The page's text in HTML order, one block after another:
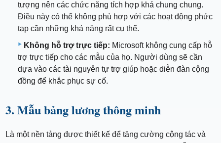
tượng nên các chức năng tích hợp khá chung chung.
Điều này có thể không phù hợp với các hoạt động phức
tạp cần những khả năng rất cụ thể.
Không hỗ trợ trực tiếp: Microsoft không cung cấp hỗ
trợ trực tiếp cho các mẫu của họ. Người dùng sẽ cần
dựa vào các tài nguyên tự trợ giúp hoặc diễn đàn cộng
đồng để khắc phục sự cố.
3. Mẫu bảng lương thông minh
Là một nền tảng được thiết kế để tăng cường cộng tác và